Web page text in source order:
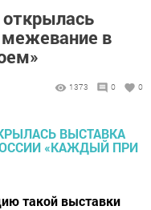
межевание в
1373 0 0
такой выставки